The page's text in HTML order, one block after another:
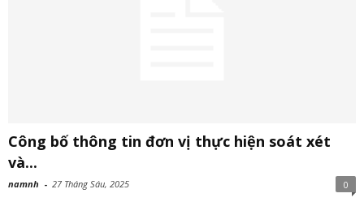
Công bố thông tin đơn vị thực hiện soát xét
và...
namnh - 27 Tháng Sáu, 2025 0